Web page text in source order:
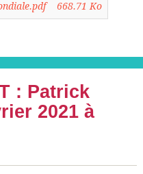
668.71 Ko
: Patrick
2021 à